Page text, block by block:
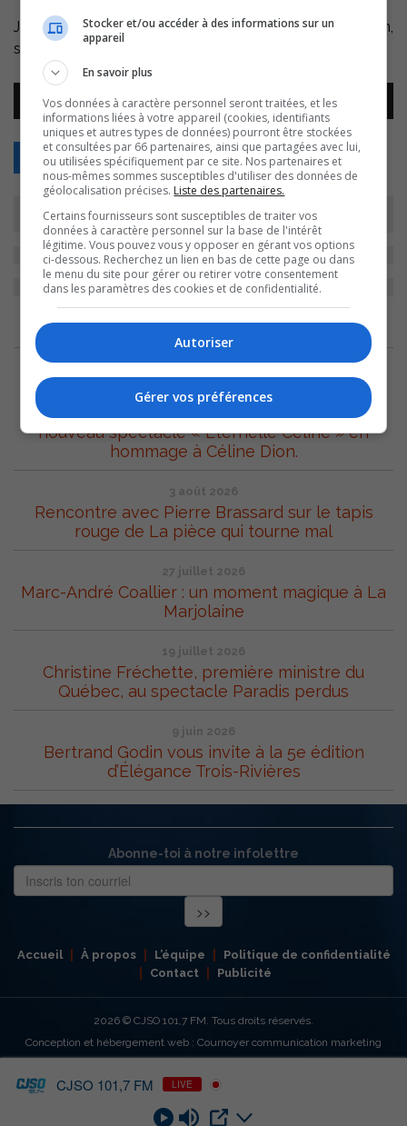
Jonathan Garnier est venu rendre visite à Myriam Arpin,
samedi pendant Pop et Rock… une rencontre délicieuse!
Lecteur
audio
00:00
Retour
ARCHIVES
Le grand chef d’orchestre natif de Sorel-Tracy,
Stéphane Laforest nous présente son tout
nouveau spectacle « Éternelle Céline » en
hommage à Céline Dion.
3 août 2026
Rencontre avec Pierre Brassard sur le tapis
rouge de La pièce qui tourne mal
27 juillet 2026
Marc-André Coallier : un moment magique à La
Marjolaine
19 juillet 2026
Christine Fréchette, première ministre du
Québec, au spectacle Paradis perdus
9 juin 2026
Bertrand Godin vous invite à la 5e édition
d’Élégance Trois-Rivières
Abonne-toi à notre infolettre
Accueil À propos L’équipe
Politique de confidentialité
Contact
Publicité
2026 © CJSO 101,7 FM. Tous droits réservés.
Conception et hébergement web : Cournoyer communication marketing
CJSO 101,7 FM LIVE
Stocker et/ou accéder à des informations sur un
appareil
En savoir plus
Vos données à caractère personnel seront traitées, et les
informations liées à votre appareil (cookies, identifiants
uniques et autres types de données) pourront être stockées
et consultées par 66 partenaires, ainsi que partagées avec lui,
ou utilisées spécifiquement par ce site. Nos partenaires et
nous-mêmes sommes susceptibles d'utiliser des données de
géolocalisation précises. Liste des partenaires.
Certains fournisseurs sont susceptibles de traiter vos
données à caractère personnel sur la base de l'intérêt
légitime. Vous pouvez vous y opposer en gérant vos options
ci-dessous. Recherchez un lien en bas de cette page ou dans
le menu du site pour gérer ou retirer votre consentement
dans les paramètres des cookies et de confidentialité.
Autoriser
Gérer vos préférences